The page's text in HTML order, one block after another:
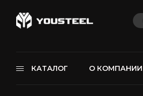
КАТАЛОГ О КОМПАНИИ